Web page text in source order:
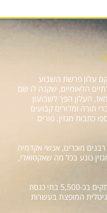
שנה, אז הוקם עלון פרשת השבוע
הלאומיים, שקנה לו שם
העלון הפך לשבועון
תורה ומדורים קבועים
כתבות מגזין, טורים
מוכרים, אנשי אקדמיה
נוגע בכל מה שאקטואלי,
השבועון מופץ בעשרות אלפי עותקים בכ-5,500 בתי כנסת
המופצת בעשרות